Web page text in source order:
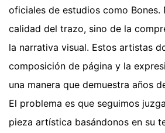
oficiales de estudios como Bones.
calidad del trazo, sino de la
la narrativa visual. Estos artistas
composición de página y la
una manera que demuestra años
El problema es que seguimos
pieza artística basándonos en su